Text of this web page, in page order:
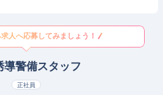
人へ応募してみましょう！
導警備スタッフ
正社員